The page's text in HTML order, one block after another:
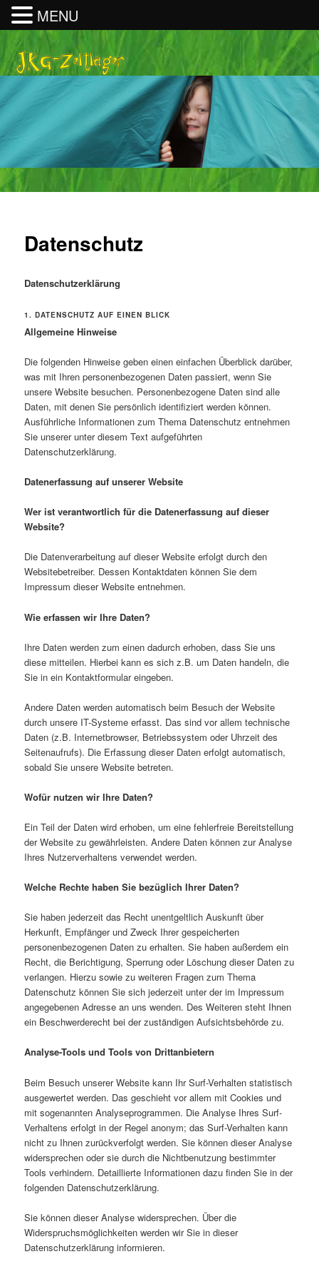
Datenschutz
Datenschutzerklärung
1. DATENSCHUTZ AUF EINEN BLICK
Allgemeine Hinweise
Die folgenden Hinweise geben einen einfachen Überblick darüber,
was mit Ihren personenbezogenen Daten passiert, wenn Sie
unsere Website besuchen. Personenbezogene Daten sind alle
Daten, mit denen Sie persönlich identifiziert werden können.
Ausführliche Informationen zum Thema Datenschutz entnehmen
Sie unserer unter diesem Text aufgeführten
Datenschutzerklärung.
Datenerfassung auf unserer Website
Wer ist verantwortlich für die Datenerfassung auf dieser
Website?
Die Datenverarbeitung auf dieser Website erfolgt durch den
Websitebetreiber. Dessen Kontaktdaten können Sie dem
Impressum dieser Website entnehmen.
Wie erfassen wir Ihre Daten?
Ihre Daten werden zum einen dadurch erhoben, dass Sie uns
diese mitteilen. Hierbei kann es sich z.B. um Daten handeln, die
Sie in ein Kontaktformular eingeben.
Andere Daten werden automatisch beim Besuch der Website
durch unsere IT-Systeme erfasst. Das sind vor allem technische
Daten (z.B. Internetbrowser, Betriebssystem oder Uhrzeit des
Seitenaufrufs). Die Erfassung dieser Daten erfolgt automatisch,
sobald Sie unsere Website betreten.
Wofür nutzen wir Ihre Daten?
Ein Teil der Daten wird erhoben, um eine fehlerfreie Bereitstellung
der Website zu gewährleisten. Andere Daten können zur Analyse
Ihres Nutzerverhaltens verwendet werden.
Welche Rechte haben Sie bezüglich Ihrer Daten?
Sie haben jederzeit das Recht unentgeltlich Auskunft über
Herkunft, Empfänger und Zweck Ihrer gespeicherten
personenbezogenen Daten zu erhalten. Sie haben außerdem ein
Recht, die Berichtigung, Sperrung oder Löschung dieser Daten zu
verlangen. Hierzu sowie zu weiteren Fragen zum Thema
Datenschutz können Sie sich jederzeit unter der im Impressum
angegebenen Adresse an uns wenden. Des Weiteren steht Ihnen
ein Beschwerderecht bei der zuständigen Aufsichtsbehörde zu.
Analyse-Tools und Tools von Drittanbietern
Beim Besuch unserer Website kann Ihr Surf-Verhalten statistisch
ausgewertet werden. Das geschieht vor allem mit Cookies und
mit sogenannten Analyseprogrammen. Die Analyse Ihres Surf-
Verhaltens erfolgt in der Regel anonym; das Surf-Verhalten kann
nicht zu Ihnen zurückverfolgt werden. Sie können dieser Analyse
widersprechen oder sie durch die Nichtbenutzung bestimmter
Tools verhindern. Detaillierte Informationen dazu finden Sie in der
folgenden Datenschutzerklärung.
Sie können dieser Analyse widersprechen. Über die
Widerspruchsmöglichkeiten werden wir Sie in dieser
Datenschutzerklärung informieren.
MENU